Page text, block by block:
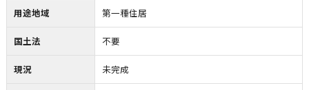
用途地域 第一種住居
国土法 不要
現況 未完成